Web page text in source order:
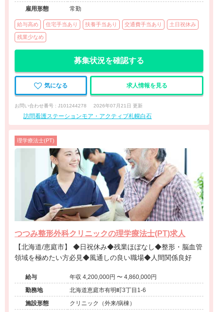
雇用形態
常勤
給与高め 住宅手当あり 扶養手当あり 交通費手当あり 土日祝休み
残業少なめ
募集状況を確認する
気になる 求人情報を見る
お問い合わせ番号 : J101244278 2026年07月21日 更新
訪問看護ステーションモア・アクティブ札幌白石
理学療法士(PT)
つつみ整形外科クリニックの理学療法士(PT)求人
【北海道/恵庭市】 ◆日祝休み◆残業ほぼなし◆整形・脳血管
領域を極めたい方必見◆風通しの良い職場◆人間関係良好
給与
年収 4,200,000円 〜 4,860,000円
勤務地
北海道恵庭市有明町3丁目1-6
施設形態
クリニック（外来/病棟）